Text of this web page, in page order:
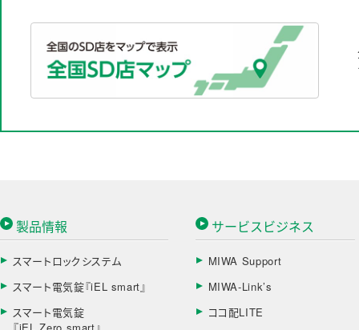
製品情報
スマートロックシステム
スマート電気錠『iEL smart』
スマート電気錠
サービスビジネス
MIWA Support
MIWA-Link’s
ココ配LITE